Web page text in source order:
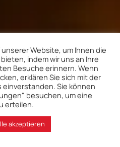
Website, um Ihnen die
indem wir uns an Ihre
Besuche erinnern. Wenn
erklären Sie sich mit der
einverstanden. Sie können
besuchen, um eine
erteilen.
akzeptieren